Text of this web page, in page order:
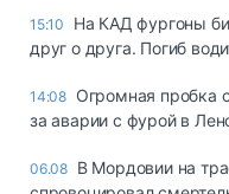
15:10
На КАД фургоны
друг о друга. Погиб
14:08 Огромная пробка
за аварии с фурой в
06.08 В Мордовии на